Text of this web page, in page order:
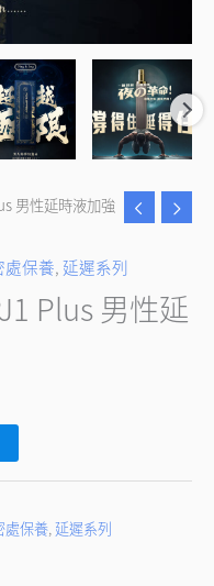
男性延時液加強
處保養, 延遲系列
Plus 男性延
處保養 延遲系列